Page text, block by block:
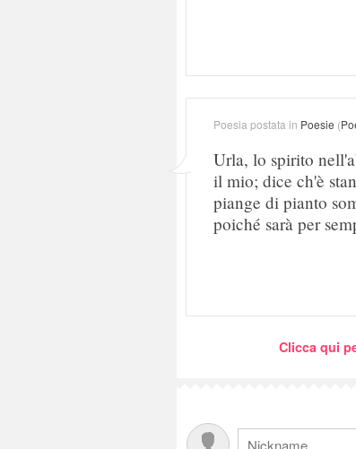
Poesia postata in Poesie (
Urla, lo spirito
il mio; dice ch'è
piange di pianto
poiché sarà per
Clicca qui